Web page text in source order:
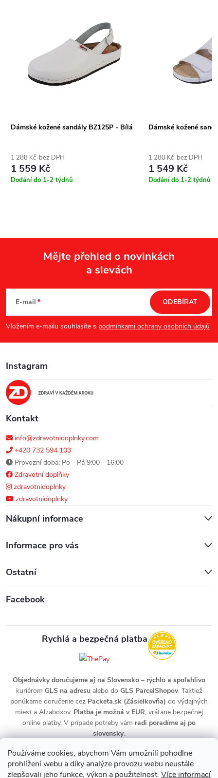
Používáme cookies, abychom Vám umožnili pohodlné
prohlížení webu a díky analýze provozu webu neustále
zlepšovali jeho funkce, výkon a použitelnost. Více informací
Dámské kožené sandály BZ125P - Bílá
1 288 Kč bez DPH
1 559 Kč
Dodání do 1-2 týdnů
Dámské kožené
1 280 Kč bez DPH
1 549 Kč
Dodání do 1-2 týdnů
p
a
t
Mějte přehled o novinkách
a slevách
E-mail
Vložením e-mailu souhlasíte s podmínkami ochrany osobních údajů
ODEBÍRAT
Instagram
Kontakt
info@zdravotnidoplnky.com
+420 732 594 103
Provozní doba: Po - Pá 9:00 - 16:00
Zdravotní doplňky
zdravotnidoplnky
zdravotnidoplnky
Nákupní informace
Informace pro vás
Ostatní
Facebook
Rychlá a bezpečná platba
Objednávky doručujeme aj na Slovensko – rýchlo a spoľahlivo
kuriérom GLS na adresualebo do GLS ParcelShopov. Taktiež
ponúkame doručenie cez Packeta.sk (Zásielkovňa) do výdajných
miest a Alzaboxov. Platba je možná v EUR, vrátane bezpečnej
online platby. V prípade potreby vám radi poradíme aj po
slovensky.